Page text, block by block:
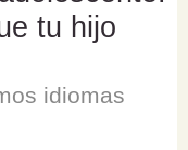
tu hijo
idiomas